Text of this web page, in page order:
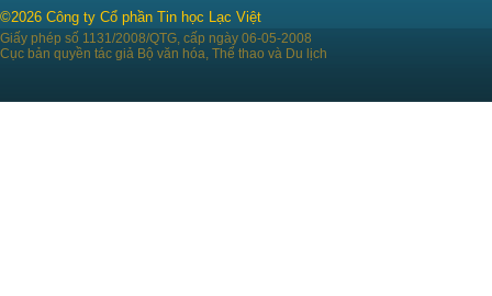
©2026 Công ty Cổ phần Tin học Lạc Việt
Giấy phép số 1131/2008/QTG, cấp ngày 06-05-2008
Cục bản quyền tác giả Bộ văn hóa, Thể thao và Du lịch